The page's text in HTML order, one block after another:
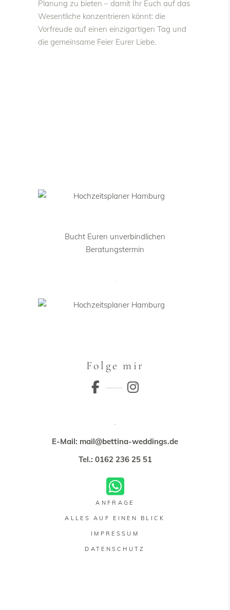
Planung zu bieten – damit Ihr Euch auf das
Wesentliche konzentrieren könnt: die
Vorfreude auf einen einzigartigen Tag und
die gemeinsame Feier Eurer Liebe.
Bucht Euren unverbindlichen
Beratungstermin
Folge mir
E-Mail: mail@bettina-weddings.de
Tel.: 0162 236 25 51
ANFRAGE
ALLES AUF EINEN BLICK
IMPRESSUM
DATENSCHUTZ